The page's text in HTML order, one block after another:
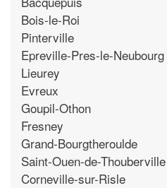
Bois-le-Roi
Pinterville
Epreville-Pres-le-Neubourg
Lieurey
Evreux
Goupil-Othon
Fresney
Grand-Bourgtheroulde
Saint-Ouen-de-Thouberville
Corneville-sur-Risle